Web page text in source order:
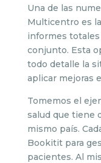
Una de las
Multicentro es
informes
conjunto. Esta
todo detalle la
aplicar mejoras
Tomemos el
salud que tiene
mismo país.
Bookitit para
pacientes. Al